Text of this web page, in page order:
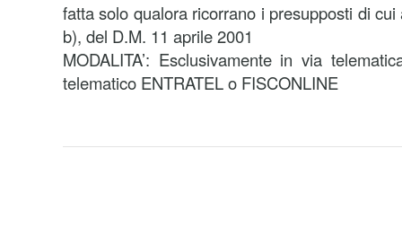
fatta solo qualora ricorrano i presupposti di
b), del D.M. 11 aprile 2001
MODALITA’: Esclusivamente in via
telematico ENTRATEL o FISCONLINE